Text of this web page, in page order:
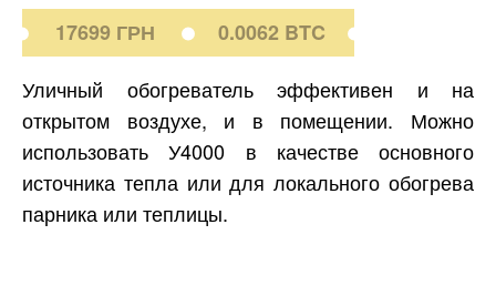
17699 ГРН
0.0062 BTC
Уличный обогреватель эффективен и на
открытом воздухе, и в помещении. Можно
использовать У4000 в качестве основного
источника тепла или для локального обогрева
парника или теплицы.